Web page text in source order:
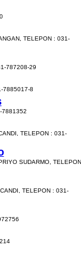
TELEPON : 031-
787208-29
7885017-8
7881352
TELEPON : 031-
SUDARMO, TELEPON
TELEPON : 031-